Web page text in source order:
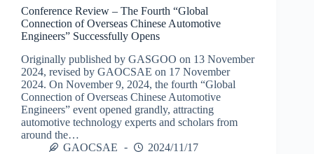
Conference Review – The Fourth “Global
Connection of Overseas Chinese Automotive
Engineers” Successfully Opens
Originally published by GASGOO on 13 November
2024, revised by GAOCSAE on 17 November
2024. On November 9, 2024, the fourth “Global
Connection of Overseas Chinese Automotive
Engineers” event opened grandly, attracting
automotive technology experts and scholars from
around the…
GAOCSAE
2024/11/17